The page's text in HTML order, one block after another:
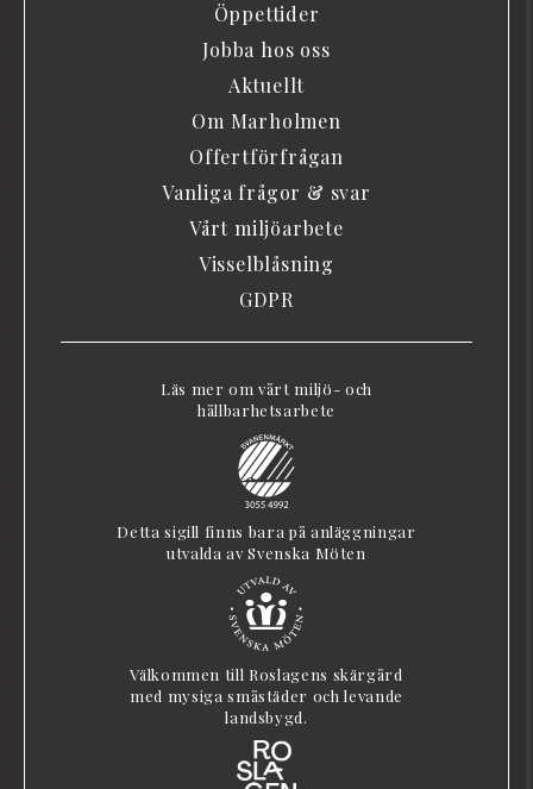
Öppettider
Jobba hos oss
Aktuellt
Om Marholmen
Offertförfrågan
Vanliga frågor & svar
Vårt miljöarbete
Visselblåsning
GDPR
Läs mer om vårt miljö- och
hållbarhetsarbete
Detta sigill finns bara på anläggningar
utvalda av Svenska Möten
Välkommen till Roslagens skärgård
med mysiga småstäder och levande
landsbygd.